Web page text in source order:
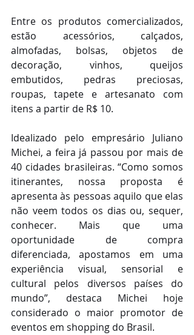
Entre os produtos comercializados,
estão acessórios, calçados,
almofadas, bolsas, objetos de
decoração, vinhos, queijos
embutidos, pedras preciosas,
roupas, tapete e artesanato com
itens a partir de R$ 10.
Idealizado pelo empresário Juliano
Michei, a feira já passou por mais de
40 cidades brasileiras. “Como somos
itinerantes, nossa proposta é
apresenta às pessoas aquilo que elas
não veem todos os dias ou, sequer,
conhecer. Mais que uma
oportunidade de compra
diferenciada, apostamos em uma
experiência visual, sensorial e
cultural pelos diversos países do
mundo”, destaca Michei hoje
considerado o maior promotor de
eventos em shopping do Brasil.